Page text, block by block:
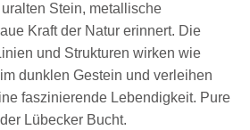
Stein, metallische
Kraft der Natur erinnert. Die
und Strukturen wirken wie
dunklen Gestein und verleihen
faszinierende Lebendigkeit. Pure
Lübecker Bucht.